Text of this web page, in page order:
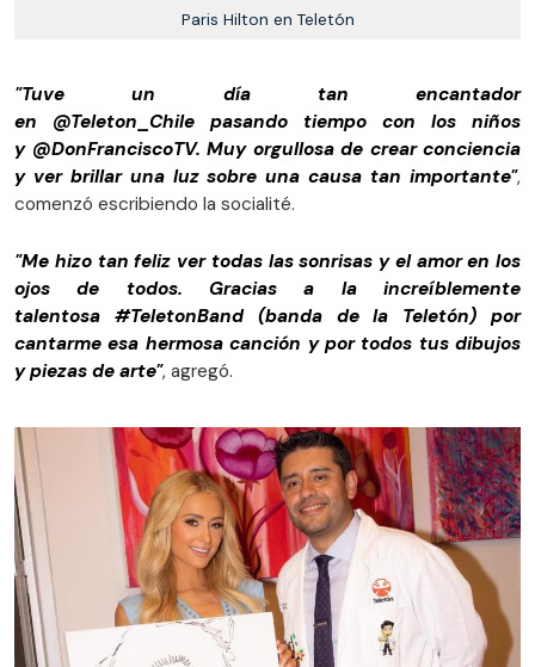
Paris Hilton en Teletón
"Tuve un día tan encantador
en @Teleton_Chile pasando tiempo con los niños
y @DonFranciscoTV. Muy orgullosa de crear conciencia
y ver brillar una luz sobre una causa tan importante",
comenzó escribiendo la socialité.
"Me hizo tan feliz ver todas las sonrisas y el amor en los
ojos de todos. Gracias a la increíblemente
talentosa #TeletonBand (banda de la Teletón) por
cantarme esa hermosa canción y por todos tus dibujos
y piezas de arte", agregó.